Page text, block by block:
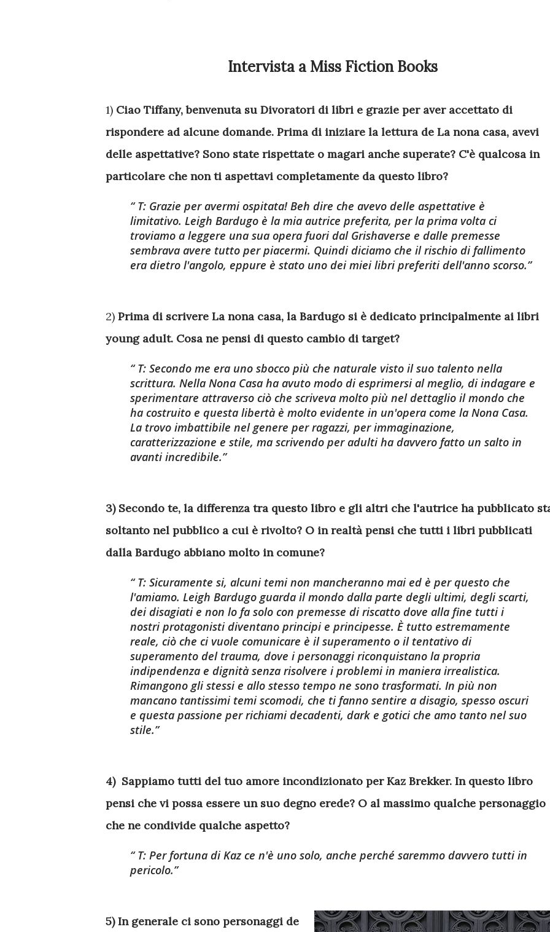
Intervista a Miss Fiction Books
1) Ciao Tiffany, benvenuta su Divoratori di libri e grazie per aver accettato di
rispondere ad alcune domande. Prima di iniziare la lettura de La nona casa, avevi
delle aspettative? Sono state rispettate o magari anche superate? C'è qualcosa in
particolare che non ti aspettavi completamente da questo libro?
T: Grazie per avermi ospitata! Beh dire che avevo delle aspettative è
limitativo. Leigh Bardugo è la mia autrice preferita, per la prima volta ci
troviamo a leggere una sua opera fuori dal Grishaverse e dalle premesse
sembrava avere tutto per piacermi. Quindi diciamo che il rischio di fallimento
era dietro l'angolo, eppure è stato uno dei miei libri preferiti dell'anno scorso.
2) Prima di scrivere La nona casa, la Bardugo si è dedicato principalmente ai libri
young adult. Cosa ne pensi di questo cambio di target?
T: Secondo me era uno sbocco più che naturale visto il suo talento nella
scrittura. Nella Nona Casa ha avuto modo di esprimersi al meglio, di indagare e
sperimentare attraverso ciò che scriveva molto più nel dettaglio il mondo che
ha costruito e questa libertà è molto evidente in un'opera come la Nona Casa.
La trovo imbattibile nel genere per ragazzi, per immaginazione,
caratterizzazione e stile, ma scrivendo per adulti ha davvero fatto un salto in
avanti incredibile.
3) Secondo te, la differenza tra questo libro e gli altri che l'autrice ha pubblicato
soltanto nel pubblico a cui è rivolto? O in realtà pensi che tutti i libri pubblicati
dalla Bardugo abbiano molto in comune?
T: Sicuramente si, alcuni temi non mancheranno mai ed è per questo che
l'amiamo. Leigh Bardugo guarda il mondo dalla parte degli ultimi, degli scarti,
dei disagiati e non lo fa solo con premesse di riscatto dove alla fine tutti i
nostri protagonisti diventano principi e principesse. È tutto estremamente
reale, ciò che ci vuole comunicare è il superamento o il tentativo di
superamento del trauma, dove i personaggi riconquistano la propria
indipendenza e dignità senza risolvere i problemi in maniera irrealistica.
Rimangono gli stessi e allo stesso tempo ne sono trasformati. In più non
mancano tantissimi temi scomodi, che ti fanno sentire a disagio, spesso oscuri
e questa passione per richiami decadenti, dark e gotici che amo tanto nel suo
stile.
4) Sappiamo tutti del tuo amore incondizionato per Kaz Brekker. In questo libro
pensi che vi possa essere un suo degno erede? O al massimo qualche personaggio
che ne condivide qualche aspetto?
T: Per fortuna di Kaz ce n'è uno solo, anche perché saremmo davvero tutti in
pericolo.
5) In generale ci sono personaggi de